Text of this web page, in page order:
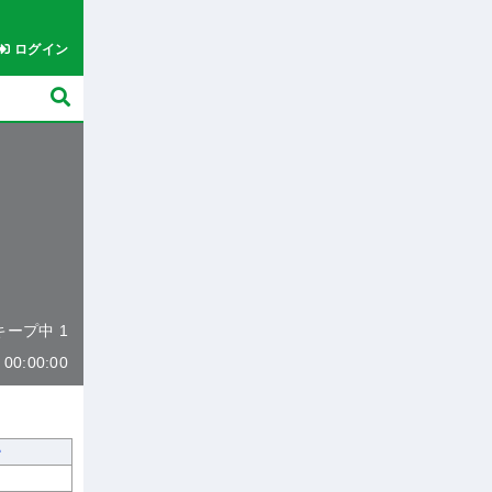
ログイン
ープ中 1
00:00:00